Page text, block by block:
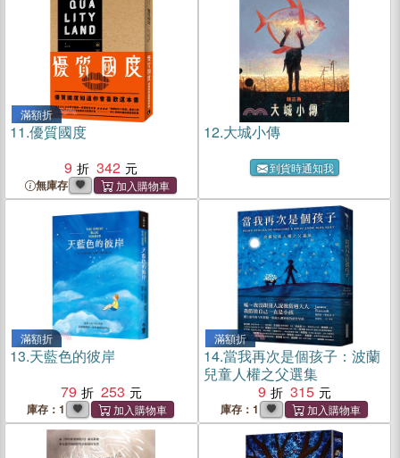
滿額折
11.優質國度
9
342
無庫存
12.大城小傳
到貨時通知我
滿額折
13.天藍色的彼岸
79
253
庫存：1
滿額折
14.當我再次是個孩子：波蘭
兒童人權之父選集
9
315
庫存：1